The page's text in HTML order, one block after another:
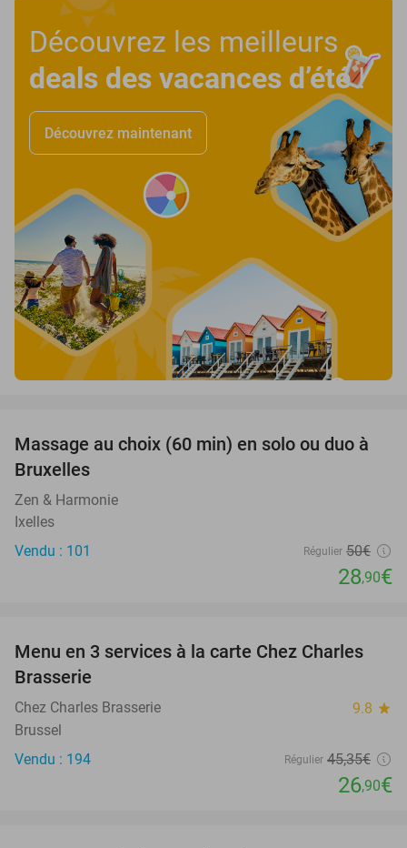
Découvrez les meilleurs
deals des vacances d’été!
Découvrez maintenant
42%
Massage au choix (60 min) en solo ou duo à
Bruxelles
Zen & Harmonie
Ixelles
Vendu : 101
Régulier 50€
28,90€
41%
Menu en 3 services à la carte Chez Charles
Brasserie
Chez Charles Brasserie 9.8 star
Brussel
Vendu : 194
Régulier 45,35€
26,90€